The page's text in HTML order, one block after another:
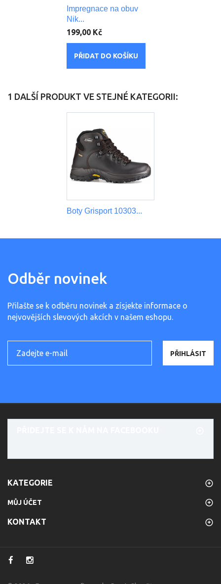
Impregnace na obuv
Nik...
199,00 Kč
PŘIDAT DO KOŠÍKU
1 DALŠÍ PRODUKT VE STEJNÉ KATEGORII:
Boty Grisport 10303...
Odběr novinek
Přilašte se k odběru novinek a zísjekte informace o
nejvovějších slevových akcích v našem eshopu.
PŘIHLÁSIT
KATEGORIE
MŮJ ÚČET
KONTAKT